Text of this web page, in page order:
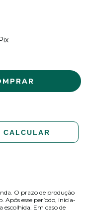
CALCULAR
O prazo de produção
Após esse período, inicia-
Em caso de